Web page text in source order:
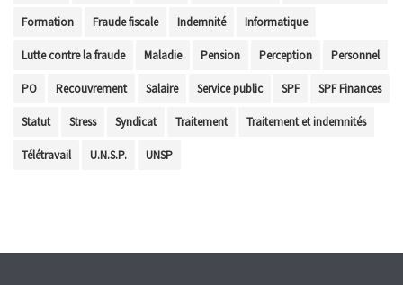
Formation Fraude fiscale Indemnité Informatique
Lutte contre la fraude Maladie Pension Perception Personnel
PO Recouvrement Salaire Service public SPF SPF Finances
Statut Stress Syndicat Traitement Traitement et indemnités
Télétravail U.N.S.P. UNSP